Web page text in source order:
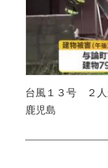
台風１３号 ２
鹿児島